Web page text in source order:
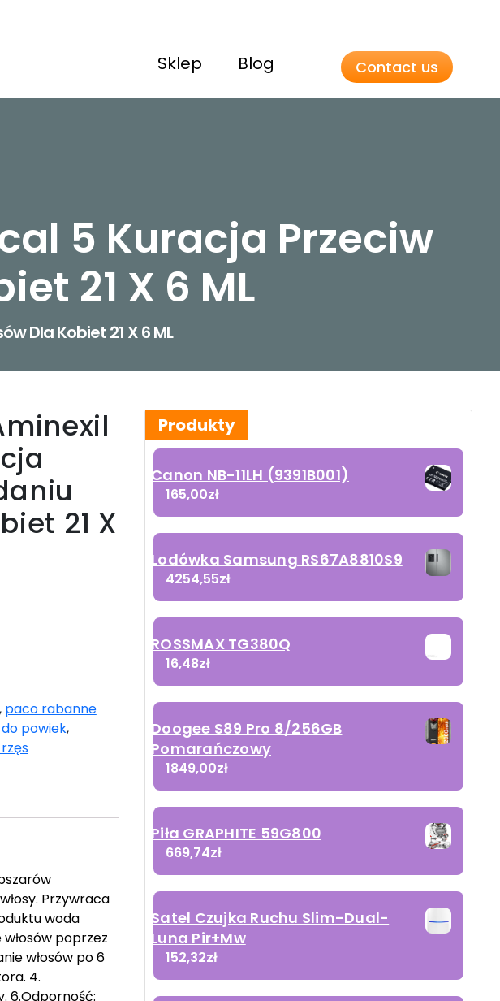
Sklep Blog Contact us
5 Kuracja Przeciw
21 X 6 ML
Dla Kobiet 21 X 6 ML
21 X
paco rabanne
powiek,
Przywraca
woda
poprzez
włosów po 6
4.
6.Odporność:
Produkty
Canon NB-11LH (9391B001)
165,00zł
Lodówka Samsung RS67A8810S9
4254,55zł
ROSSMAX TG380Q
16,48zł
Doogee S89 Pro 8/256GB
Pomarańczowy
1849,00zł
Piła GRAPHITE 59G800
669,74zł
Satel Czujka Ruchu Slim-Dual-
Luna Pir+Mw
152,32zł